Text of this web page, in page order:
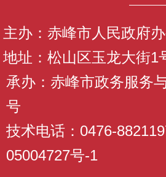
主办：赤峰市人民政府
地址：松山区玉龙大街
承办：赤峰市政务服务
号
技术电话：0476-
05004727号-1